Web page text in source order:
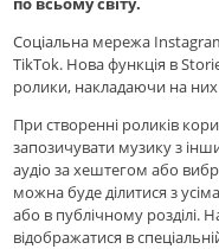
Соціальна мережа
TikTok. Нова функція в
ролики, накладаючи на них
При створенні роликів
запозичувати музику з
аудіо за хештегом або
можна буде ділитися з
або в публічному розділі.
відображатися в